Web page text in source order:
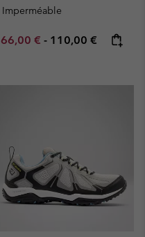
Imperméable
Minimum sale price:
66,00 € - Maximum price:
110,00 €